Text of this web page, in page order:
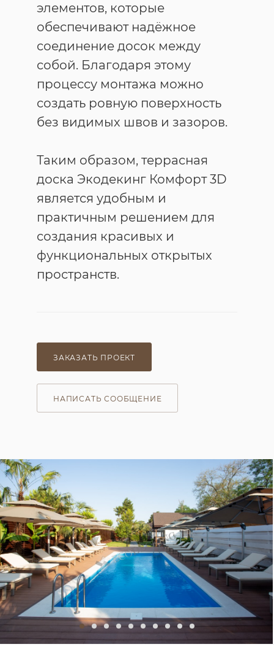
элементов, которые
обеспечивают надёжное
соединение досок между
собой. Благодаря этому
процессу монтажа можно
создать ровную поверхность
без видимых швов и зазоров.
Таким образом, террасная
доска Экодекинг Комфорт 3D
является удобным и
практичным решением для
создания красивых и
функциональных открытых
пространств.
ЗАКАЗАТЬ ПРОЕКТ
НАПИСАТЬ СООБЩЕНИЕ